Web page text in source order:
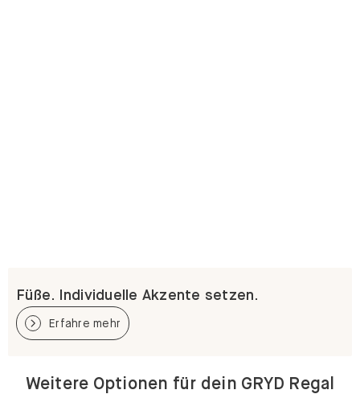
Füße. Individuelle Akzente setzen.
Erfahre mehr
Weitere Optionen für dein GRYD Regal